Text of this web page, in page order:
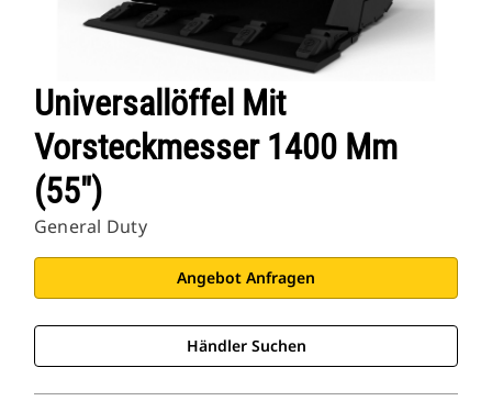
Cat Einsatzgebiete
Universallöffel Mit
Vorsteckmesser 1400 Mm
(55")
General Duty
Angebot Anfragen
Händler Suchen